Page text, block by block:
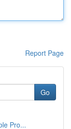
Report Page
Go
Pro...